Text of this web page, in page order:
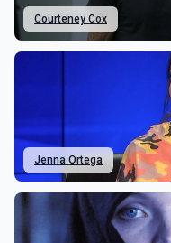
Courteney Cox
Jenna Ortega